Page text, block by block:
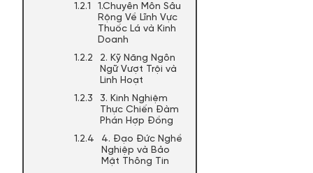
1.Chuyên Môn Sâu
Rộng Về Lĩnh Vực
Thuốc Lá và Kinh
Doanh
2. Kỹ Năng Ngôn
Ngữ Vượt Trội và
Linh Hoạt
3. Kinh Nghiệm
Thực Chiến Đàm
Phán Hợp Đồng
4. Đạo Đức Nghề
Nghiệp và Bảo
Mật Thông Tin